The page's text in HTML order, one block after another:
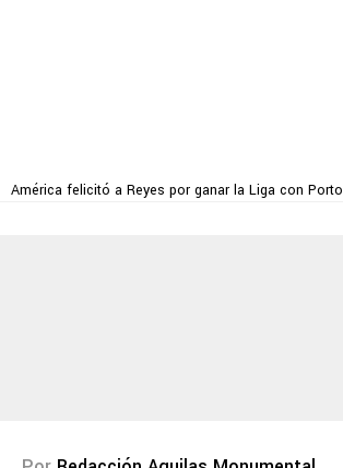
América felicitó a Reyes por ganar la Liga con Porto